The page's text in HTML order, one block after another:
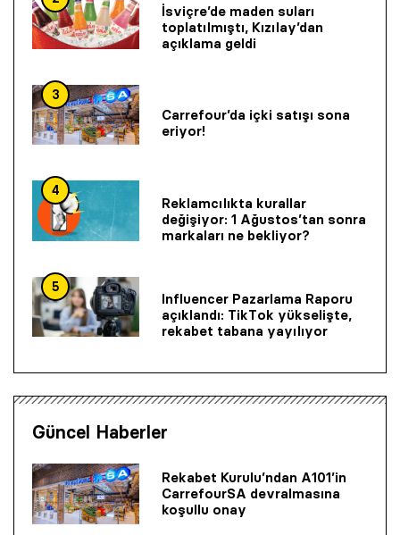
İsviçre’de maden suları
toplatılmıştı, Kızılay’dan
açıklama geldi
3
Carrefour’da içki satışı sona
eriyor!
4
Reklamcılıkta kurallar
değişiyor: 1 Ağustos’tan sonra
markaları ne bekliyor?
5
Influencer Pazarlama Raporu
açıklandı: TikTok yükselişte,
rekabet tabana yayılıyor
Güncel Haberler
Rekabet Kurulu’ndan A101’in
CarrefourSA devralmasına
koşullu onay